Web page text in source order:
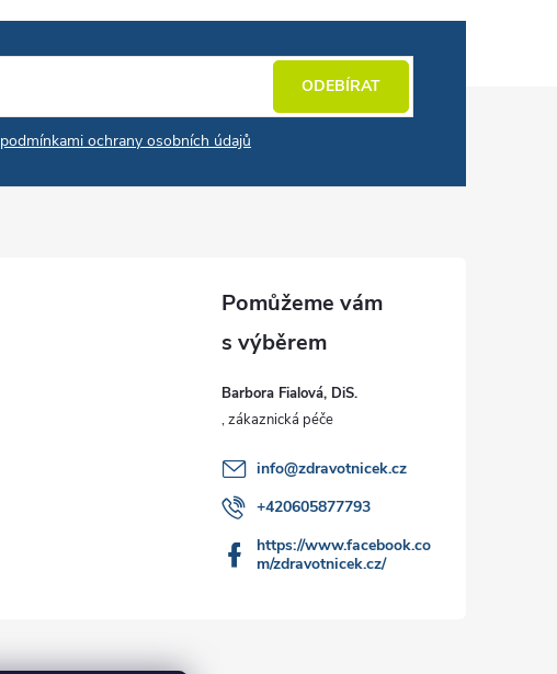
podmínkami ochrany osobních údajů
ODEBÍRAT
Barbora Fialová, DiS.
info@zdravotnicek.cz
+420605877793
https://www.facebook.co
m/zdravotnicek.cz/